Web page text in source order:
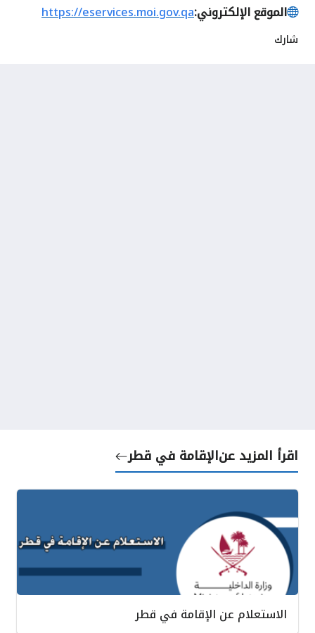
الموقع الإلكتروني:https://eservices.moi.gov.qa
شارك
اقرأ المزيد عنالإقامة في قطر
الاستعلام عن الإقامة في قطر